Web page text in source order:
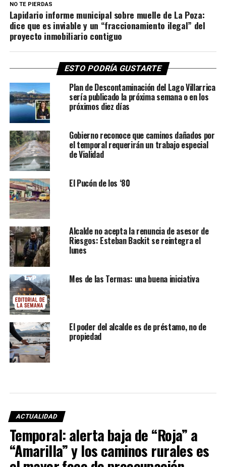
NO TE PIERDAS
Lapidario informe municipal sobre muelle de La Poza:
dice que es inviable y un “fraccionamiento ilegal” del
proyecto inmobiliario contiguo
ESTO PODRÍA GUSTARTE
Plan de Descontaminación del Lago Villarrica
sería publicado la próxima semana o en los
próximos diez días
Gobierno reconoce que caminos dañados por
el temporal requerirán un trabajo especial
de Vialidad
El Pucón de los ‘80
Alcalde no acepta la renuncia de asesor de
Riesgos: Esteban Backit se reintegra el
lunes
Mes de las Termas: una buena iniciativa
El poder del alcalde es de préstamo, no de
propiedad
ACTUALIDAD
Temporal: alerta baja de “Roja” a
“Amarilla” y los caminos rurales es